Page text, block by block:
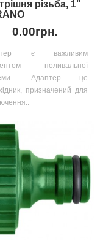
різьба, 1"
0.00грн.
є важливим
поливальної
Адаптер це
призначений для